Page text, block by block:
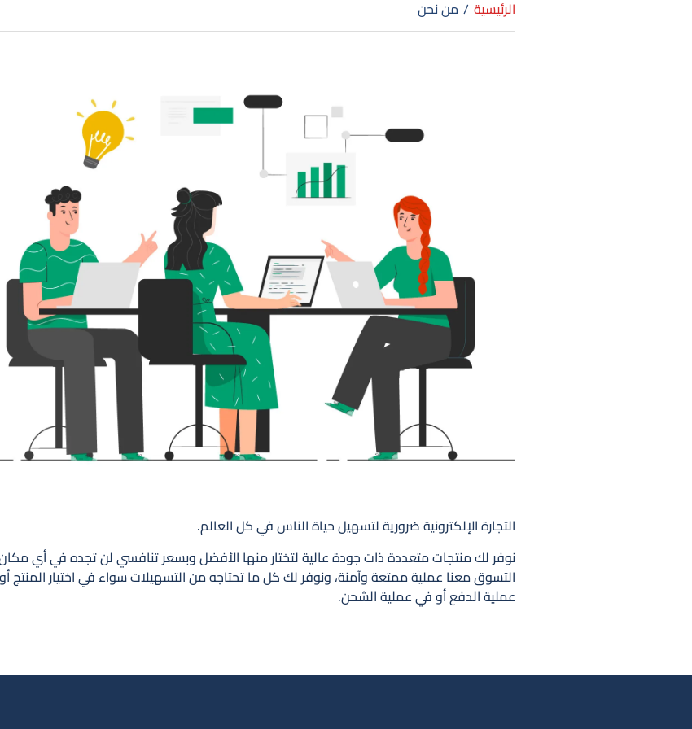
الرئيسية / من نحن
التجارة الإلكترونية ضرورية لتسهيل حياة الناس في كل العالم.
نوفر لك منتجات متعددة ذات جودة عالية لتختار منها الأفضل وبسعر تنافسي لن تجده في أي
التسوق معنا عملية ممتعة وآمنة، ونوفر لك كل ما تحتاجه من التسهيلات سواء في اختيار المنتج
عملية الدفع أو في عملية الشحن.